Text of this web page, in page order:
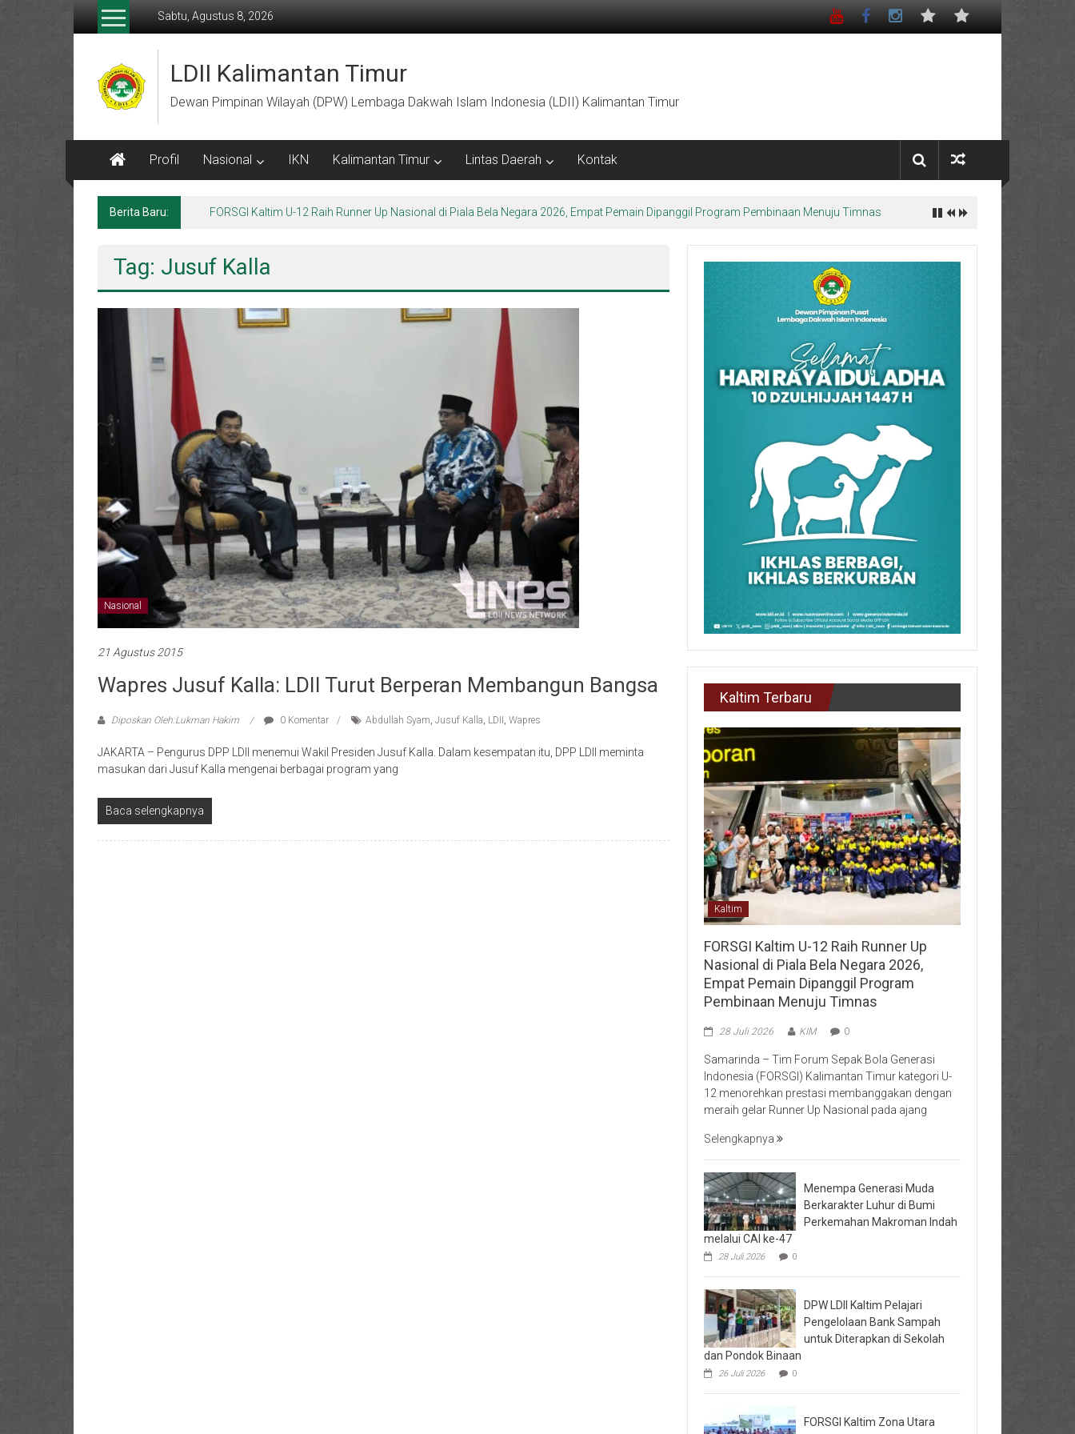
Lompat
Sabtu, Agustus 8, 2026
LDII Kalimantan Timur
Dewan Pimpinan Wilayah (DPW) Lembaga Dakwah Islam Indonesia (LDII) Kalimantan Timur
Profil Nasional IKN Kalimantan Timur Lintas Daerah Kontak
Berita Baru: FORSGI Kaltim U-12 Raih Runner Up Nasional di Piala Bela Negara 2026, Empat Pemain Dipanggil Program Pembinaan Menuju Timnas
Tag: Jusuf Kalla
Nasional
21 Agustus 2015
Wapres Jusuf Kalla: LDII Turut Berperan Membangun Bangsa
Diposkan Oleh:Lukman Hakim 0 Komentar Abdullah Syam Jusuf Kalla LDII Wapres
JAKARTA – Pengurus DPP LDII menemui Wakil Presiden Jusuf Kalla. Dalam kesempatan itu, DPP LDII meminta
masukan dari Jusuf Kalla mengenai berbagai program yang
Baca selengkapnya
Kaltim Terbaru
Kaltim
FORSGI Kaltim U-12 Raih Runner Up
Nasional di Piala Bela Negara 2026,
Empat Pemain Dipanggil Program
Pembinaan Menuju Timnas
28 Juli 2026 KIM 0
Samarinda – Tim Forum Sepak Bola Generasi
Indonesia (FORSGI) Kalimantan Timur kategori U-
12 menorehkan prestasi membanggakan dengan
meraih gelar Runner Up Nasional pada ajang
Selengkapnya
Menempa Generasi Muda
Berkarakter Luhur di Bumi
Perkemahan Makroman Indah
melalui CAI ke-47
28 Juli 2026 0
DPW LDII Kaltim Pelajari
Pengelolaan Bank Sampah
untuk Diterapkan di Sekolah
dan Pondok Binaan
26 Juli 2026 0
FORSGI Kaltim Zona Utara